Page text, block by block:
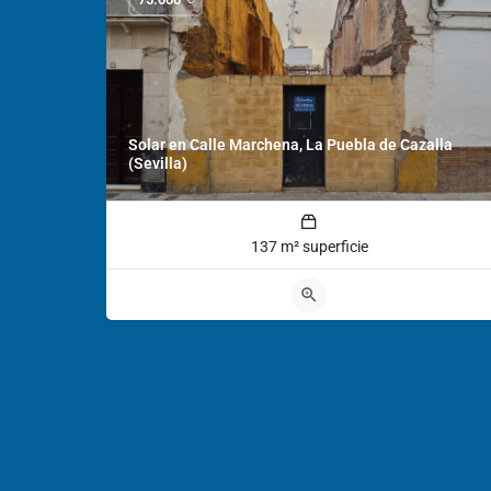
Solar en Calle Marchena, La Puebla de Cazalla
(Sevilla)
137 m² superficie